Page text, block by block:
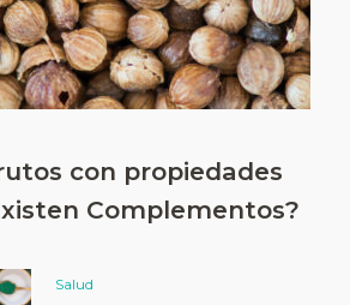
con propiedades
Complementos?
Salud